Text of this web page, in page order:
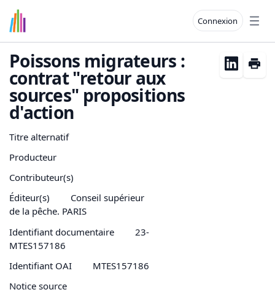
Connexion
Poissons migrateurs :
contrat "retour aux
sources" propositions
d'action
Titre alternatif
Producteur
Contributeur(s)
Éditeur(s)
Conseil supérieur
de la pêche. PARIS
Identifiant documentaire
23-
MTES157186
Identifiant OAI
MTES157186
Notice source